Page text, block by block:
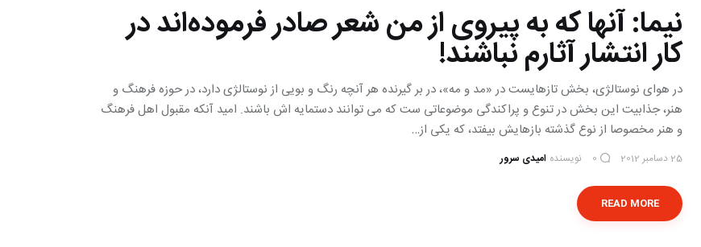
نیما: آنها که به پیروی از من شعر صادر فرموده‌اند در
کار انتشار آثارم نباشند!
در هوای نوستالژی، بخش تازه‎ای‎ست در «مد و مه»، در بر گیرنده هر آنچه رنگ و بویی از نوستالژی دارد، در حوزه فرهنگ و
هنر، جذابیت این بخش در تنوع و پراکندگی موضوعاتی ست که می توانند دستمایه اش باشند. امید آنکه مقبول اهل فرهنگ
و هنر مخصوصا از نوع گذشته بازهایش بیفتد، که یکی از…
25 دسامبر 2012 0 نویسنده امیدی سرور
READ MORE